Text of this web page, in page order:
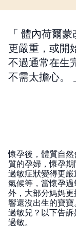
體內荷爾蒙
更嚴重，或開
不過通常在生
不需太擔心。
懷孕後，體質自
質的孕婦，懷孕
過敏症狀變得更
氣候等，當懷孕
外，大部分媽媽
響還沒出生的寶
過敏兒？以下告
過敏。